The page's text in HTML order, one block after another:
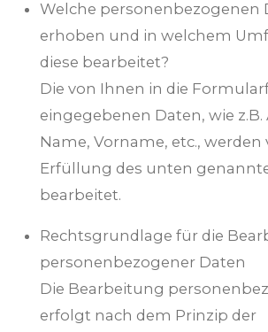
Welche personenbezogenen
erhoben und in welchem
diese bearbeitet?
Die von Ihnen in die
eingegebenen Daten, wie z.B.
Name, Vorname, etc.,
Erfüllung des unten
bearbeitet.
Rechtsgrundlage für die
personenbezogener Daten
Die Bearbeitung
erfolgt nach dem Prinzip der